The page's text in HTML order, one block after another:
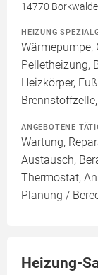
14770
HEIZUNG
Wärmepumpe,
Pelletheizung,
Heizkörper,
ANGEBOTENE
Wartung,
Austausch,
Thermostat,
Planung /
Heizung-